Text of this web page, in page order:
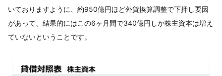
いておりますように、約950億円ほど外貨換算調整で下押し要因
があって、結果的にはこの6ヶ月間で340億円しか株主資本は増え
ていないということです。